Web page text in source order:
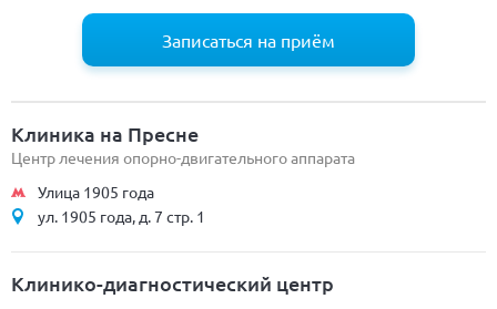
Записаться на приём
Клиника на Пресне
Центр лечения опорно-двигательного аппарата
Улица 1905 года
ул. 1905 года, д. 7 стр. 1
Клинико-диагностический центр